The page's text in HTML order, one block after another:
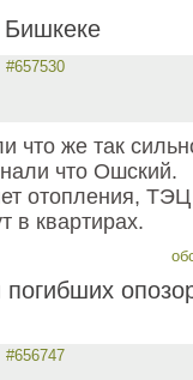
#657530
что же так
что Ошский.
отопления, ТЭЦ
в квартирах.
погибших
#656747